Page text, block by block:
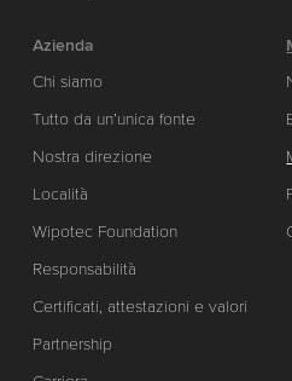
Azienda
Chi siamo
Tutto da un’unica fonte
Nostra direzione
Località
Wipotec Foundation
Responsabilità
Certificati, attestazioni e valori
Partnership